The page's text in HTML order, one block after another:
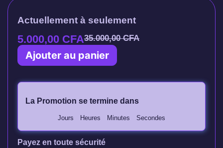
Actuellement à seulement
5.000,00 CFA35.000,00CFA
Ajouter au panier
La Promotion se termine dans
Jours Heures Minutes Secondes
Payez en toute sécurité